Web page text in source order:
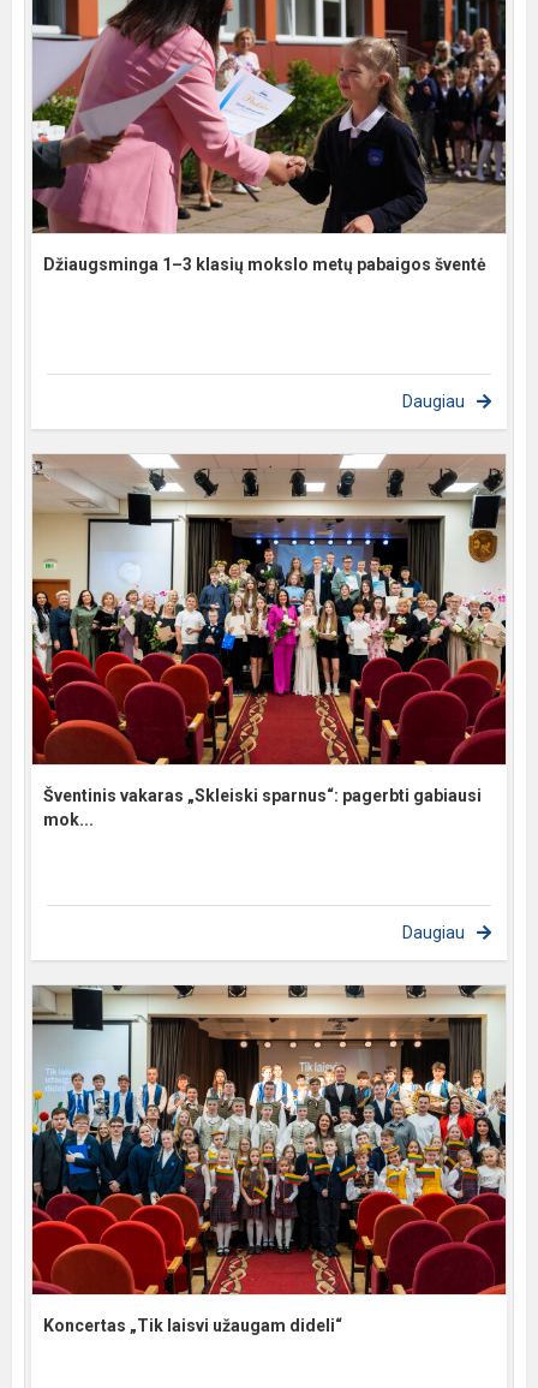
Džiaugsminga 1–3 klasių mokslo metų pabaigos šventė
Daugiau
Šventinis vakaras „Skleiski sparnus“: pagerbti gabiausi
mok...
Daugiau
Koncertas „Tik laisvi užaugam dideli“